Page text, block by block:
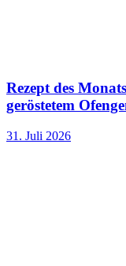
Rezept des
geröstetem
31. Juli 2026